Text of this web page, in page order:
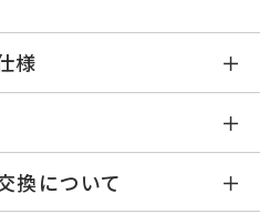
様
エローゴールド
換について